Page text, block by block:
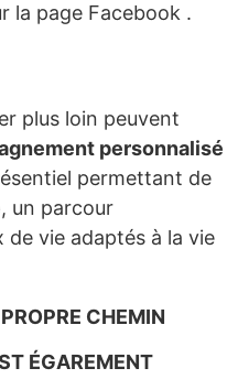
la page Facebook .
plus loin peuvent
personnalisé
permettant de
, un parcour
de vie adaptés à la vie
CHEMIN
ÉGAREMENT